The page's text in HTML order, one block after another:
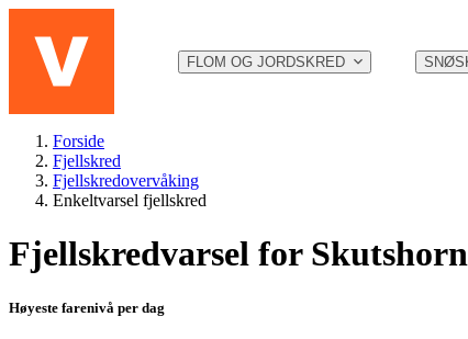
FLOM OG JORDSKRED
Forside
Fjellskred
Fjellskredovervåking
Enkeltvarsel fjellskred
Fjellskredvarsel for Skutshorn
Høyeste farenivå per dag